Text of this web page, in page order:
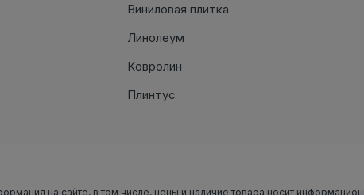
Виниловая плитка
Линолеум
Ковролин
Плинтус
на сайте, в том числе, цены и наличие товара носит